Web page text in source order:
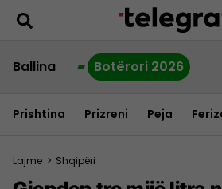
Ballina Botërori 2026
Prishtina Prizreni Peja
Lajme > Shqipëri